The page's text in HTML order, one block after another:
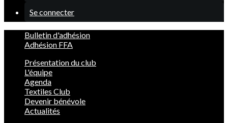
Se connecter
Bulletin d'adhésion
Adhésion FFA
Présentation du club
L'équipe
Agenda
Textiles Club
Devenir bénévole
Actualités